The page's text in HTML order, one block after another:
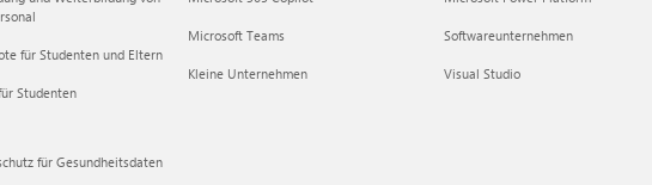
für Studenten und Eltern
Studenten
Microsoft Teams
Kleine Unternehmen
Softwareunternehmen
Visual Studio
für Gesundheitsdaten